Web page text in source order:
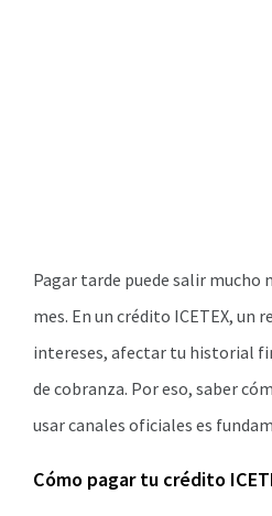
Pagar tarde puede salir mucho
mes. En un crédito ICETEX, un
intereses, afectar tu historial
de cobranza. Por eso, saber
usar canales oficiales es
Cómo pagar tu crédito